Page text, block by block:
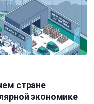
стране
экономике